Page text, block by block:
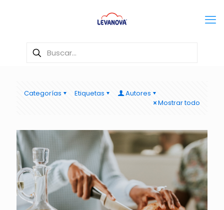
Categorías Etiquetas
Autores
Mostrar todo